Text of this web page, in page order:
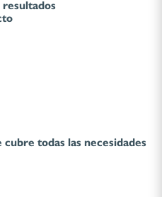
todas las necesidades